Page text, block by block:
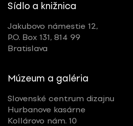
Sídlo a knižnica
Jakubovo námestie 12,
P.O. Box 131, 814 99
Bratislava
Múzeum a galéria
Slovenské centrum dizajnu
Hurbanove kasárne
Kollárovo nám. 10